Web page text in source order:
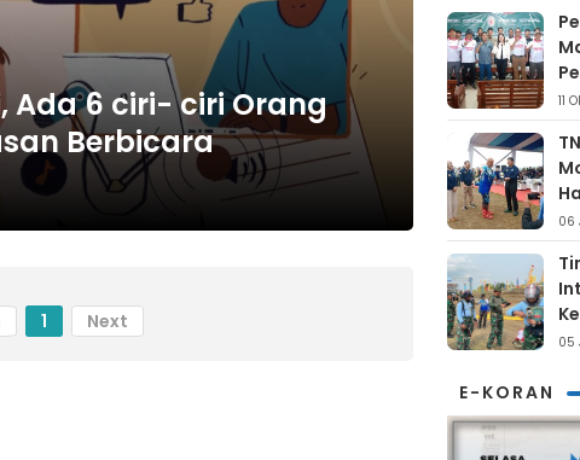
Ada 6 ciri- ciri Orang
Berbicara
1 Next
11
06
05
E-KORAN